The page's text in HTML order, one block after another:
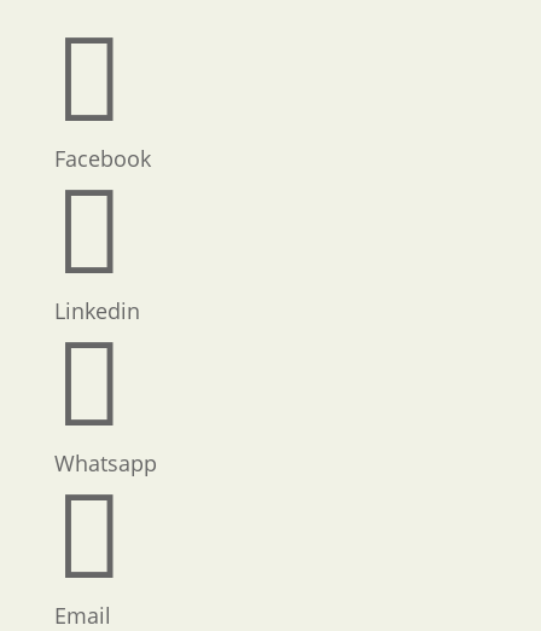

Facebook

Linkedin

Whatsapp

Email